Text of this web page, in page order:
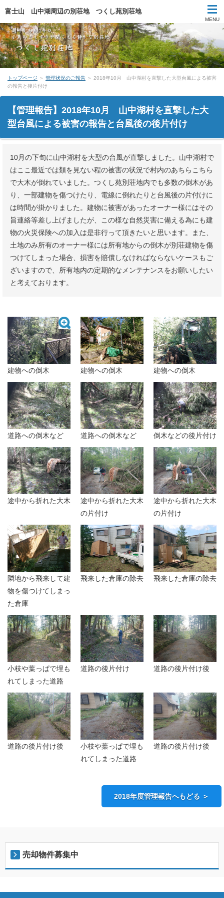
富士山 山中湖周辺の別荘地 つくし苑別荘地
MENU
TOPページ
戸建てをさがす
土地をさがす
会社概要
トップページ ＞ 管理状況のご報告 ＞ 2018年10月 山中湖村を直撃した大型台風による被害
の報告と後片付け
【管理報告】2018年10月 山中湖村を直撃した大
型台風による被害の報告と台風後の後片付け
10月の下旬に山中湖村を大型の台風が直撃しました。山中湖村で
はここ最近では類を見ない程の被害の状況で村内のあちらこちら
で大木が倒れていました。つくし苑別荘地内でも多数の倒木があ
り、一部建物を傷つけたり、電線に倒れたりと台風後の片付けに
は時間が掛かりました。建物に被害があったオーナー様にはその
旨連絡等差し上げましたが、この様な自然災害に備える為にも建
物の火災保険への加入は是非行って頂きたいと思います。また、
土地のみ所有のオーナー様には所有地からの倒木が別荘建物を傷
つけてしまった場合、損害を賠償しなければならないケースもご
ざいますので、所有地内の定期的なメンテナンスをお願いしたい
と考えております。
建物への倒木 建物への倒木 建物への倒木
道路への倒木など 道路への倒木など 倒木などの後片付け
途中から折れた大木
途中から折れた大木
の片付け
途中から折れた大木
の片付け
隣地から飛来して建
物を傷つけてしまっ
た倉庫
飛来した倉庫の除去 飛来した倉庫の除去
小枝や葉っぱで埋も
れてしまった道路
道路の後片付け 道路の後片付け後
道路の後片付け後
小枝や葉っぱで埋も
れてしまった道路
道路の後片付け後
2018年度管理報告へもどる ＞
売却物件募集中